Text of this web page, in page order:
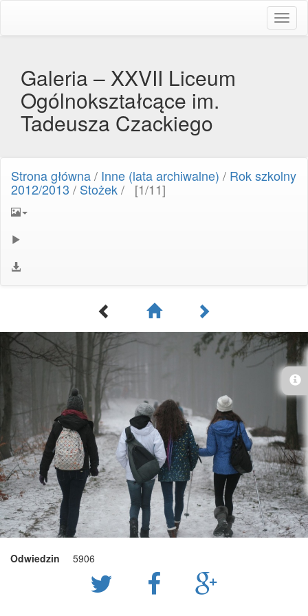
Galeria – XXVII Liceum
Ogólnokształcące im.
Tadeusza Czackiego
Strona główna/ Inne (lata archiwalne) / Rok szkolny
2012/2013 / Stożek/ [1/11]
Odwiedzin 5906